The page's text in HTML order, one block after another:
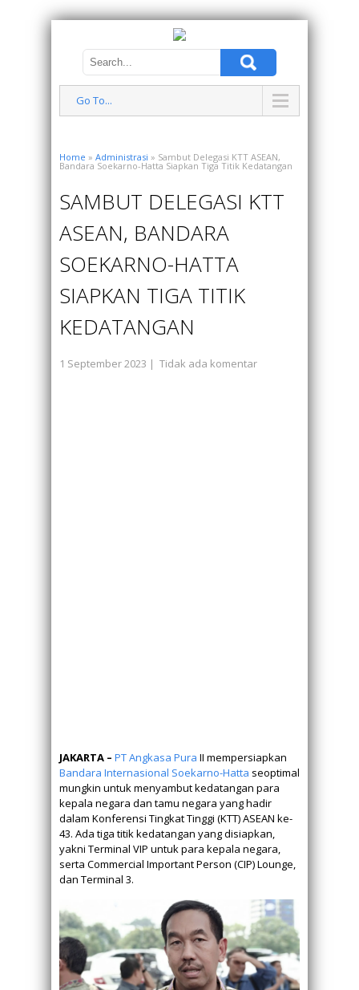
Go To...
Home » Administrasi » Sambut Delegasi KTT ASEAN,
Bandara Soekarno-Hatta Siapkan Tiga Titik Kedatangan
SAMBUT DELEGASI KTT
ASEAN, BANDARA
SOEKARNO-HATTA
SIAPKAN TIGA TITIK
KEDATANGAN
1 September 2023 | Tidak ada komentar
JAKARTA – PT Angkasa Pura II mempersiapkan
Bandara Internasional Soekarno-Hatta seoptimal
mungkin untuk menyambut kedatangan para
kepala negara dan tamu negara yang hadir
dalam Konferensi Tingkat Tinggi (KTT) ASEAN ke-
43. Ada tiga titik kedatangan yang disiapkan,
yakni Terminal VIP untuk para kepala negara,
serta Commercial Important Person (CIP) Lounge,
dan Terminal 3.